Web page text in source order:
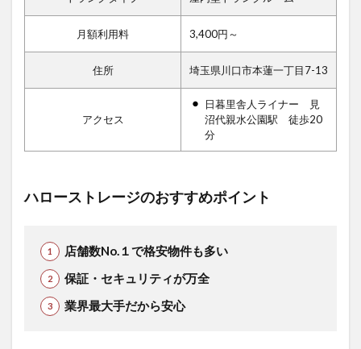
月額利用料 3,400円～
住所 埼玉県川口市本蓮一丁目7-13
アクセス
日暮里舎人ライナー 見
沼代親水公園駅 徒歩20
分
ハローストレージのおすすめポイント
店舗数No.１で格安物件も多い
保証・セキュリティが万全
業界最大手だから安心